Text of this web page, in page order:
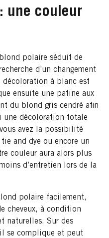
une couleur
polaire séduit de
d’un changement
décoloration à blanc est
ensuite une patine aux
du blond gris cendré afin
une décoloration totale
avez la possibilité
and dye ou encore un
couleur aura alors plus
d’entretien lors de la
polaire facilement,
cheveux, à condition
naturelles. Sur des
se complique et peut